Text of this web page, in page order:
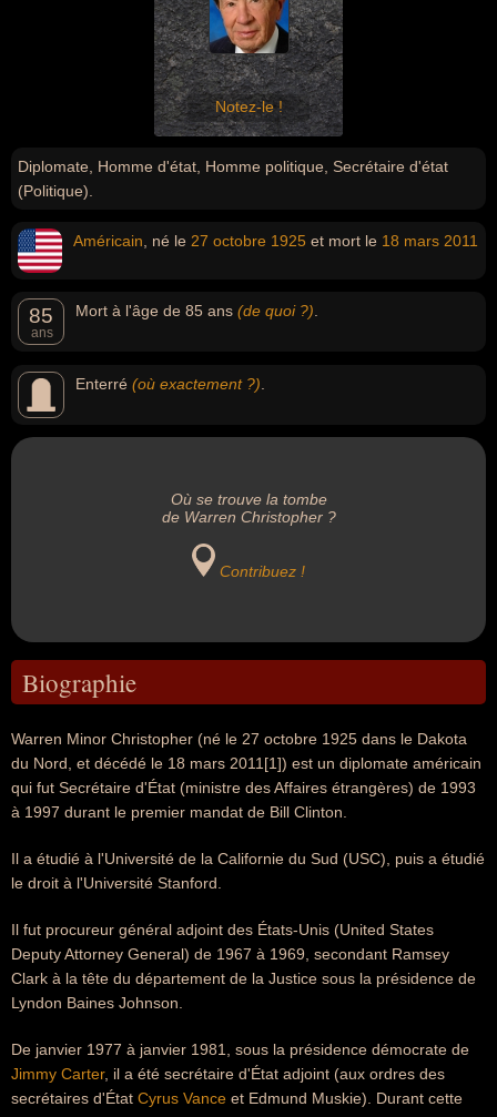
Notez-le !
Diplomate, Homme d'état, Homme politique, Secrétaire d'état
(Politique).
Américain , né le 27 octobre 1925 et mort le 18 mars 2011
85
ans
Mort à l'âge de 85 ans (de quoi ?)
Enterré (où exactement ?)
Où se trouve la tombe
de Warren Christopher ?
Contribuez !
Biographie
Warren Minor Christopher (né le 27 octobre 1925 dans le Dakota
du Nord, et décédé le 18 mars 2011[1]) est un diplomate américain
qui fut Secrétaire d'État (ministre des Affaires étrangères) de 1993
à 1997 durant le premier mandat de Bill Clinton.
Il a étudié à l'Université de la Californie du Sud (USC), puis a étudié
le droit à l'Université Stanford.
Il fut procureur général adjoint des États-Unis (United States
Deputy Attorney General) de 1967 à 1969, secondant Ramsey
Clark à la tête du département de la Justice sous la présidence de
Lyndon Baines Johnson.
De janvier 1977 à janvier 1981, sous la présidence démocrate de
Jimmy Carter, il a été secrétaire d'État adjoint (aux ordres des
secrétaires d'État Cyrus Vance et Edmund Muskie). Durant cette